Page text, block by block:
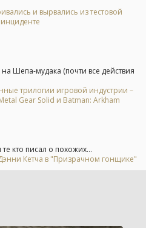
и вырвались из тестовой
Шепа-мудака (почти все действия
трилогии игровой индустрии –
Gear Solid и Batman: Arkham
кто писал о похожих...
Кетча в "Призрачном гонщике"